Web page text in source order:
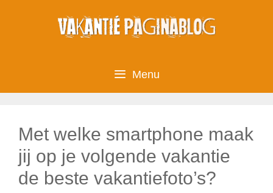
Menu
Met welke smartphone maak
jij op je volgende vakantie
de beste vakantiefoto’s?